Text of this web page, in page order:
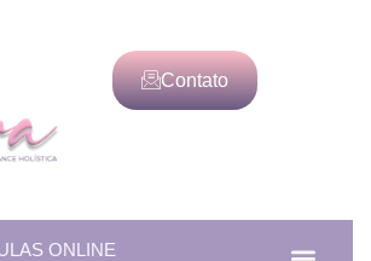
Contato
ONLINE